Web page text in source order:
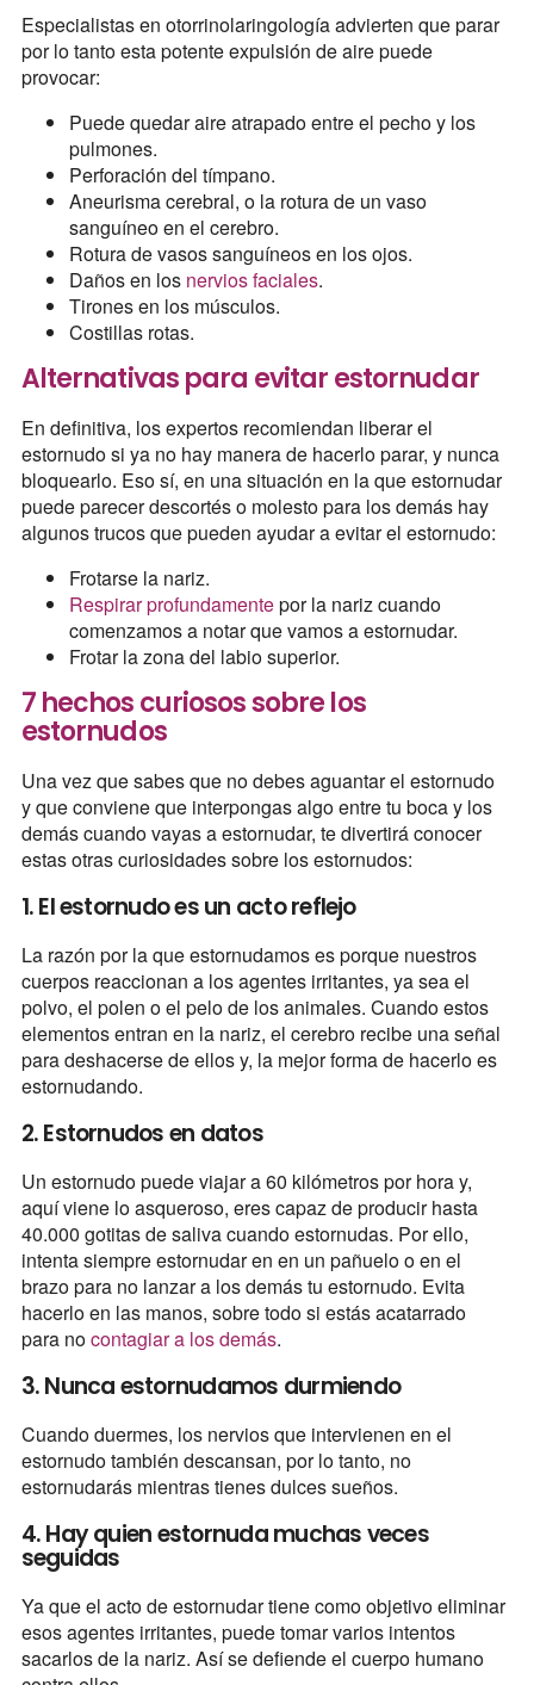
Especialistas en otorrinolaringología advierten que parar
por lo tanto esta potente expulsión de aire puede
provocar:
Puede quedar aire atrapado entre el pecho y los
pulmones.
Perforación del tímpano.
Aneurisma cerebral, o la rotura de un vaso
sanguíneo en el cerebro.
Rotura de vasos sanguíneos en los ojos.
Daños en los nervios faciales.
Tirones en los músculos.
Costillas rotas.
Alternativas para evitar estornudar
En definitiva, los expertos recomiendan liberar el
estornudo si ya no hay manera de hacerlo parar, y nunca
bloquearlo. Eso sí, en una situación en la que estornudar
puede parecer descortés o molesto para los demás hay
algunos trucos que pueden ayudar a evitar el estornudo:
Frotarse la nariz.
Respirar profundamentepor la nariz cuando
comenzamos a notar que vamos a estornudar.
Frotar la zona del labio superior.
7 hechos curiosos sobre los
estornudos
Una vez que sabes que no debes aguantar el estornudo
y que conviene que interpongas algo entre tu boca y los
demás cuando vayas a estornudar, te divertirá conocer
estas otras curiosidades sobre los estornudos:
1. El estornudo es un acto reflejo
La razón por la que estornudamos es porque nuestros
cuerpos reaccionan a los agentes irritantes, ya sea el
polvo, el polen o el pelo de los animales. Cuando estos
elementos entran en la nariz, el cerebro recibe una señal
para deshacerse de ellos y, la mejor forma de hacerlo es
estornudando.
2. Estornudos en datos
Un estornudo puede viajar a 60 kilómetros por hora y,
aquí viene lo asqueroso, eres capaz de producir hasta
40.000 gotitas de saliva cuando estornudas. Por ello,
intenta siempre estornudar en en un pañuelo o en el
brazo para no lanzar a los demás tu estornudo. Evita
hacerlo en las manos, sobre todo si estás acatarrado
para nocontagiar a los demás.
3. Nunca estornudamos durmiendo
Cuando duermes, los nervios que intervienen en el
estornudo también descansan, por lo tanto, no
estornudarás mientras tienes dulces sueños.
4. Hay quien estornuda muchas veces
seguidas
Ya que el acto de estornudar tiene como objetivo eliminar
esos agentes irritantes, puede tomar varios intentos
sacarlos de la nariz. Así se defiende el cuerpo humano